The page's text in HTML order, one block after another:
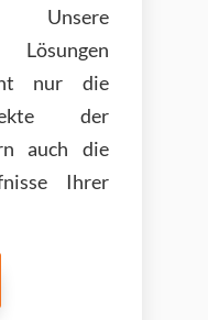
Lösungen
nur die
der
auch die
Ihrer